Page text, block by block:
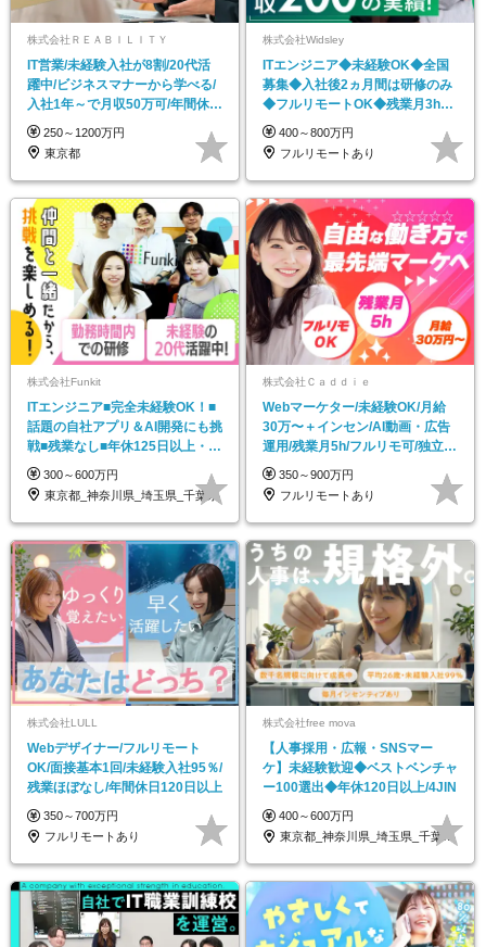
株式会社ＲＥＡＢＩＬＩＴＹ
IT営業/未経験入社が8割/20代活
躍中/ビジネスマナーから学べる/
入社1年～で月収50万可/年間休日
125日
250～1200万円
東京都
株式会社Widsley
ITエンジニア◆未経験OK◆全国
募集◆入社後2ヵ月間は研修のみ
◆フルリモートOK◆残業月3h◆
服装髪型自由
400～800万円
フルリモートあり
株式会社Funkit
ITエンジニア■完全未経験OK！■
話題の自社アプリ＆AI開発にも挑
戦■残業なし■年休125日以上・面
接1回
300～600万円
東京都_神奈川県_埼玉県_千葉県
株式会社Ｃａｄｄｉｅ
Webマーケター/未経験OK/月給
30万〜＋インセン/AI動画・広告
運用/残業月5h/フルリモ可/独立支
援
350～900万円
フルリモートあり
株式会社LULL
Webデザイナー/フルリモート
OK/面接基本1回/未経験入社95％/
残業ほぼなし/年間休日120日以上
350～700万円
フルリモートあり
株式会社free mova
【人事採用・広報・SNSマー
ケ】未経験歓迎◆ベストベンチャ
ー100選出◆年休120日以上/4JIN
400～600万円
東京都_神奈川県_埼玉県_千葉県_大阪府…